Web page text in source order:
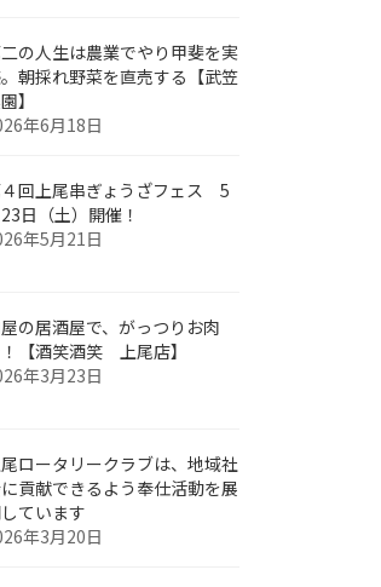
の人生は農業でやり甲斐を実
朝採れ野菜を直売する【武笠
】
年6月18日
回上尾串ぎょうざフェス 5
日（土）開催！
年5月21日
の居酒屋で、がっつりお肉
【酒笑酒笑 上尾店】
年3月23日
尾ロータリークラブは、地域社
貢献できるよう奉仕活動を展
ています
年3月20日